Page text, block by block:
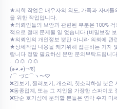
★저희 작업은 배우자의 외도, 가족과 자녀들
을 위한 작업입니다.
★의뢰인들의 보안과 관련된 부분은 100%
적으로 절대 문제될 일 없습니다.(비밀보장
★의뢰인의 개인정보 뿐만 아니라 의뢰에 관
★상세작업 내용을 캐기위해 접근하는 기자
랍니다 정말 필요하신 분만 문의부탁드립니
.⠀ᕬ ᕬ⠀ᕬ ᕬ
‎(๑◕.◕)⤙ᖛ)
‎/⌒ づ⊂⌒ヽ〜♡
❌간보기, 찔러보기, 개소리, 헛소리하실 분은
❌동종업계, 또는 그 지인을 가장한 스파이도
❌단순 호기심에 문의할 분들은 연락 주지 마